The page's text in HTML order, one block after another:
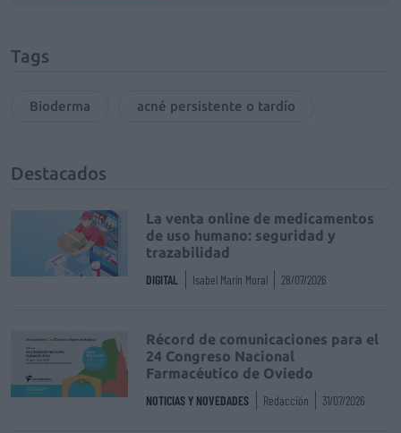
Tags
Bioderma acné persistente o tardío
Destacados
La venta online de medicamentos
de uso humano: seguridad y
trazabilidad
DIGITAL Isabel Marín Moral 28/07/2026
Récord de comunicaciones para el
24 Congreso Nacional
Farmacéutico de Oviedo
NOTICIAS Y NOVEDADES Redacción 31/07/2026